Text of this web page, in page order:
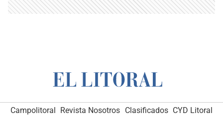
Campolitoral Revista Nosotros Clasificados CYD Litoral